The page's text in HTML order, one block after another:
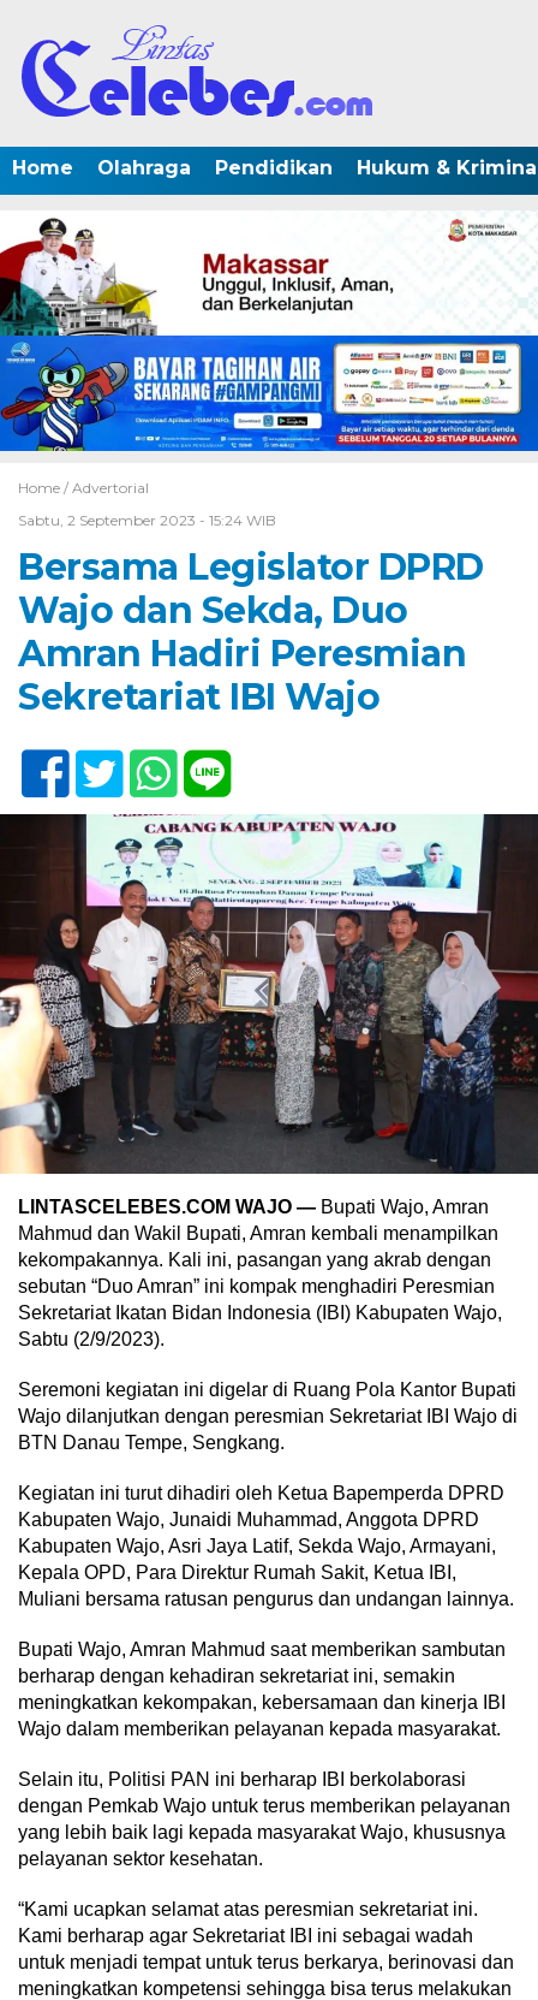
Home Olahraga Pendidikan Hukum &
Home / Advertorial
Sabtu, 2 September 2023 - 15:24 WIB
Bersama Legislator DPRD
Wajo dan Sekda, Duo
Amran Hadiri Peresmian
Sekretariat IBI Wajo
LINTASCELEBES.COM WAJO — Bupati Wajo, Amran
Mahmud dan Wakil Bupati, Amran kembali menampilkan
kekompakannya. Kali ini, pasangan yang akrab dengan
sebutan “Duo Amran” ini kompak menghadiri Peresmian
Sekretariat Ikatan Bidan Indonesia (IBI) Kabupaten Wajo,
Sabtu (2/9/2023).
Seremoni kegiatan ini digelar di Ruang Pola Kantor Bupati
Wajo dilanjutkan dengan peresmian Sekretariat IBI Wajo di
BTN Danau Tempe, Sengkang.
Kegiatan ini turut dihadiri oleh Ketua Bapemperda DPRD
Kabupaten Wajo, Junaidi Muhammad, Anggota DPRD
Kabupaten Wajo, Asri Jaya Latif, Sekda Wajo, Armayani,
Kepala OPD, Para Direktur Rumah Sakit, Ketua IBI,
Muliani bersama ratusan pengurus dan undangan lainnya.
Bupati Wajo, Amran Mahmud saat memberikan sambutan
berharap dengan kehadiran sekretariat ini, semakin
meningkatkan kekompakan, kebersamaan dan kinerja IBI
Wajo dalam memberikan pelayanan kepada masyarakat.
Selain itu, Politisi PAN ini berharap IBI berkolaborasi
dengan Pemkab Wajo untuk terus memberikan pelayanan
yang lebih baik lagi kepada masyarakat Wajo, khususnya
pelayanan sektor kesehatan.
“Kami ucapkan selamat atas peresmian sekretariat ini.
Kami berharap agar Sekretariat IBI ini sebagai wadah
untuk menjadi tempat untuk terus berkarya, berinovasi dan
meningkatkan kompetensi sehingga bisa terus melakukan